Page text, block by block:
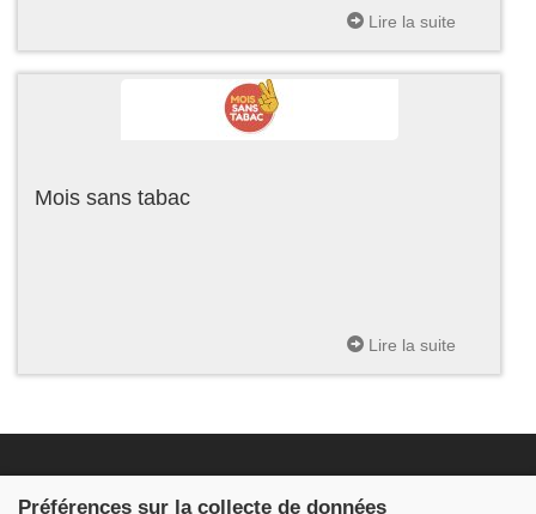
Lire la suite
Mois sans tabac
Lire la suite
Préférences sur la collecte de données